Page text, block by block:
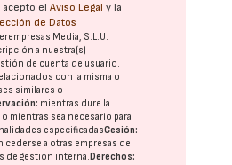
acepto elAviso Legal y la
de Datos
Media, S.L.U.
a nuestra(s)
de cuenta de usuario.
con la misma o
similares o
mientras dure la
mientras sea necesario para
especificadasCesión:
cederse a otras empresas del
de gestión interna. Derechos: